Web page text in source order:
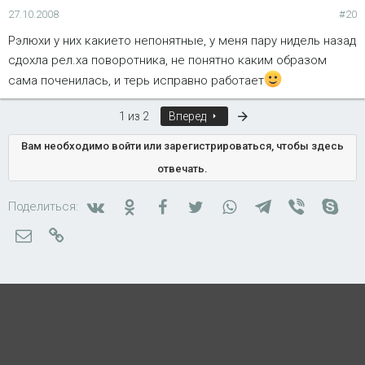
27.10.2008 #20
Рэлюхи у них какието непонятные, у меня пару нидель назад
сдохла рел.ха поворотника, не понятно каким образом
сама поченилась, и терь исправно работает
1 из 2 Вперед
Вам необходимо войти или зарегистрироваться, чтобы здесь
отвечать.
Поделиться: ВконтактеОдноклассники
FacebookTwitterWhatsAppTelegram
Viber
Электронная почта